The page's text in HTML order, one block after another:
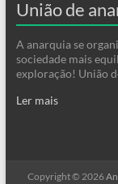
União de
A anarquia se
sociedade mais
exploração! União
Ler mais
Copyright © 2026